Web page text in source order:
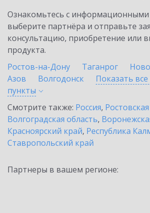
Ознакомьтесь с информационными
выберите партнёра и отправьте
консультацию, приобретение или
продукта.
Ростов-на-Дону
Таганрог
Азов
Волгодонск
Показать
пункты
Смотрите также: Россия,
Волгоградская область,
Красноярский край, Республика
Ставропольский край
Партнеры в вашем регионе: